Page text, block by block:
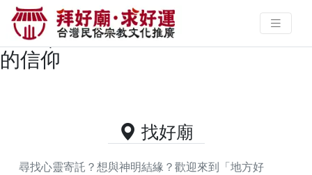
苗栗縣頭份市供奉天上聖母的好廟
資料｜拜好廟求好運 找到與您有緣
的信仰
找好廟
尋找心靈寄託？想與神明結緣？歡迎來到「地方好